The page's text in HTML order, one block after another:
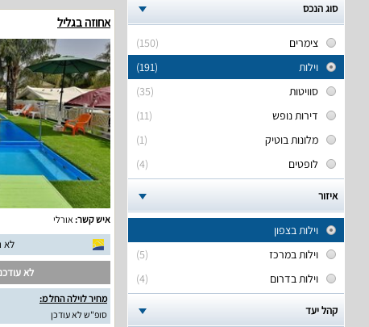
סוג הנכס
(150)
צימרים
(191)
וילות
(35)
סוויטות
(11)
דירות נופש
(1)
מלונות בוטיק
(4)
לופטים
איזור
וילות בצפון
(5)
וילות במרכז
(4)
וילות בדרום
קהל יעד
אחוזה בגליל
איש קשר: אורלי
לא
לא
מחיר לוילה החל מ:
סופ"ש לא עודכן